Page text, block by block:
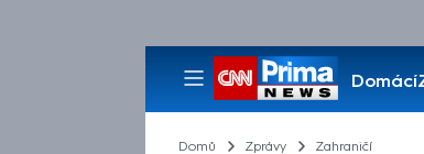
Domácí
Pořady
Domů Zprávy Zahraničí